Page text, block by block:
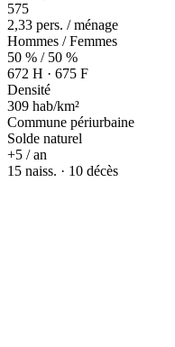
575
2,33 pers. / ménage
Hommes / Femmes
50 % / 50 %
672 H · 675 F
Densité
309 hab/km²
Commune périurbaine
Solde naturel
+5 / an
15 naiss. · 10 décès